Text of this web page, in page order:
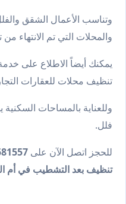
وتناسب الأعمال الشقق
والمحلات التي تم الانتهاء من
يمكنك أيضاً الاطلاع على
تنظيف محلات للعقارات
وللعناية بالمساحات
فلل.
للحجز اتصل الآن على
تنظيف بعد التشطيب في أم